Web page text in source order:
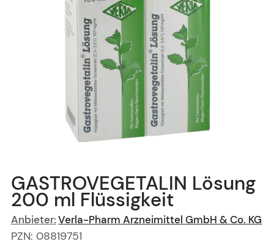
GASTROVEGETALIN Lösung
200 ml Flüssigkeit
Anbieter:Verla-Pharm Arzneimittel GmbH & Co. KG
PZN: 08819751